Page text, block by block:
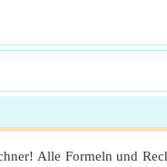
Alle Formeln und